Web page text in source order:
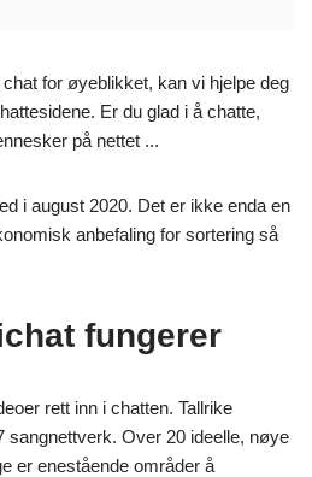
for øyeblikket, kan vi hjelpe deg
Er du glad i å chatte,
på nettet ...
i august 2020. Det er ikke enda en
anbefaling for sortering så
fungerer
rett inn i chatten. Tallrike
sangnettverk. Over 20 ideelle, nøye
er enestående områder å